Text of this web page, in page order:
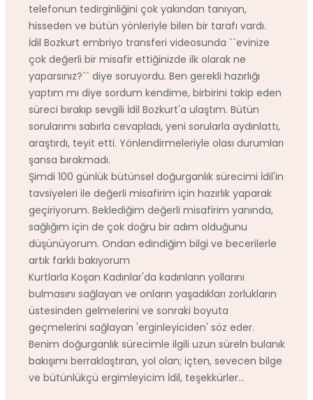
telefonun tedirginliğini çok yakından tanıyan,
hisseden ve bütün yönleriyle bilen bir tarafı vardı.
İdil Bozkurt embriyo transferi videosunda ``evinize
çok değerli bir misafir ettiğinizde ilk olarak ne
yaparsınız?`` diye soruyordu. Ben gerekli hazırlığı
yaptım mı diye sordum kendime, birbirini takip eden
süreci bırakıp sevgili İdil Bozkurt'a ulaştım. Bütün
sorularımı sabırla cevapladı, yeni sorularla aydınlattı,
araştırdı, teyit etti. Yönlendirmeleriyle olası durumları
şansa bırakmadı.
Şimdi 100 günlük bütünsel doğurganlık sürecimi İdil'in
tavsiyeleri ile değerli misafirim için hazırlık yaparak
geçiriyorum. Beklediğim değerli misafirim yanında,
sağlığım için de çok doğru bir adım olduğunu
düşünüyorum. Ondan edindiğim bilgi ve becerilerle
artık farklı bakıyorum
Kurtlarla Koşan Kadınlar'da kadınların yollarını
bulmasını sağlayan ve onların yaşadıkları zorlukların
üstesinden gelmelerini ve sonraki boyuta
geçmelerini sağlayan 'erginleyiciden' söz eder.
Benim doğurganlık sürecimle ilgili uzun süreln bulanık
bakışımı berraklaştıran, yol olan; içten, sevecen bilge
ve bütünlükçü ergimleyicim İdil, teşekkürler...